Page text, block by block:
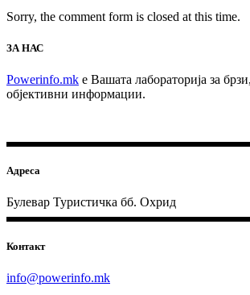
Sorry, the comment form is closed at this time.
ЗА НАС
Powerinfo.mk e Вашата лабораторија за
објективни информации.
Адреса
Булевар Туристичка бб. Охрид
Контакт
info@powerinfo.mk